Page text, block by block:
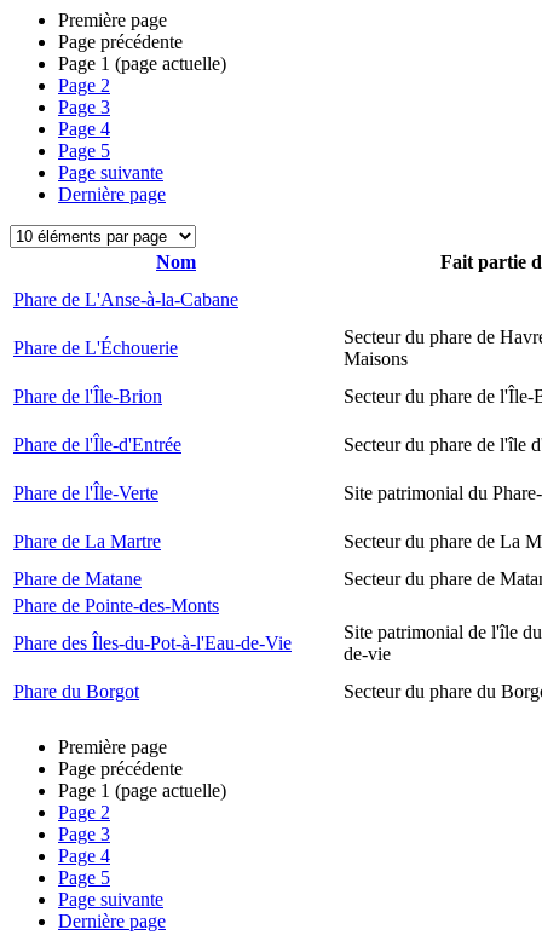
Première page
Page précédente
Page 1 (page actuelle)
Page 2
Page 3
Page 4
Page 5
Page suivante
Dernière page
Nom
Fait partie
Phare de L'Anse-à-la-Cabane
Phare de L'Échouerie
Secteur du phare de
Maisons
Phare de l'Île-Brion
Secteur du phare de l'Île-
Phare de l'Île-d'Entrée Secteur du phare de l'île
Phare de l'Île-Verte Site patrimonial du
Phare de La Martre
Secteur du phare de La
Phare de Matane
Secteur du phare de
Phare de Pointe-des-Monts
Phare des Îles-du-Pot-à-l'Eau-de-Vie
Site patrimonial de l'île
de-vie
Phare du Borgot
Secteur du phare du
Première page
Page précédente
Page 1 (page actuelle)
Page 2
Page 3
Page 4
Page 5
Page suivante
Dernière page